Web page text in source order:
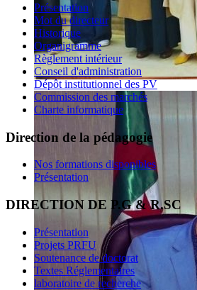
Présentation
Mot du directeur
Historique
Organigramme
Règlement intérieur
Conseil d'administration
Dépôt institutionnel des PV
Commission des marchés
Charte informatique
Direction de la pédagogie
Nos formations disponibles
Présentation
DIRECTION DE P.G & R.SC
Présentation
Projets PRFU
Soutenance de doctorat
Textes Réglementaires
laboratoire de recherche